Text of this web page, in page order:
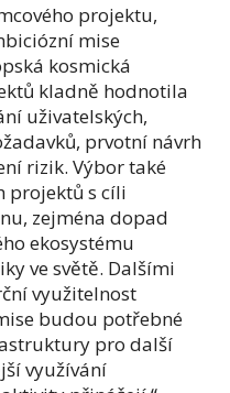
projektu,
mise
kosmická
kladně hodnotila
uživatelských,
prvotní návrh
rizik. Výbor také
projektů s cíli
zejména dopad
ekosystému
ve světě. Dalšími
využitelnost
budou potřebné
pro další
využívání